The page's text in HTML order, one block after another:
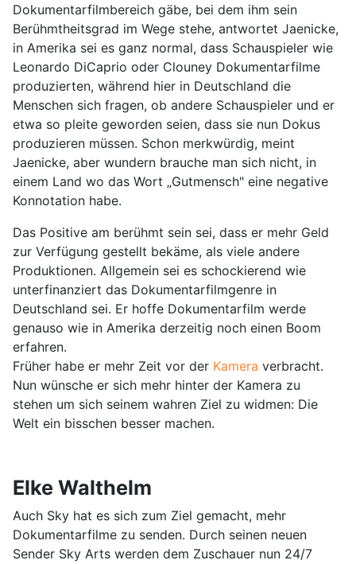
Dokumentarfilmbereich gäbe, bei dem ihm sein
Berühmtheitsgrad im Wege stehe, antwortet Jaenicke,
in Amerika sei es ganz normal, dass Schauspieler wie
Leonardo DiCaprio oder Clouney Dokumentarfilme
produzierten, während hier in Deutschland die
Menschen sich fragen, ob andere Schauspieler und er
etwa so pleite geworden seien, dass sie nun Dokus
produzieren müssen. Schon merkwürdig, meint
Jaenicke, aber wundern brauche man sich nicht, in
einem Land wo das Wort „Gutmensch" eine negative
Konnotation habe.
Das Positive am berühmt sein sei, dass er mehr Geld
zur Verfügung gestellt bekäme, als viele andere
Produktionen. Allgemein sei es schockierend wie
unterfinanziert das Dokumentarfilmgenre in
Deutschland sei. Er hoffe Dokumentarfilm werde
genauso wie in Amerika derzeitig noch einen Boom
erfahren.
Früher habe er mehr Zeit vor der Kamera verbracht.
Nun wünsche er sich mehr hinter der Kamera zu
stehen um sich seinem wahren Ziel zu widmen: Die
Welt ein bisschen besser machen.
Elke Walthelm
Auch Sky hat es sich zum Ziel gemacht, mehr
Dokumentarfilme zu senden. Durch seinen neuen
Sender Sky Arts werden dem Zuschauer nun 24/7